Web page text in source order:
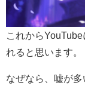
これから
れると思います。
なぜなら、嘘が